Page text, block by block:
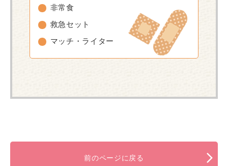
非常食
救急セット
マッチ・ライター
前のページに戻る